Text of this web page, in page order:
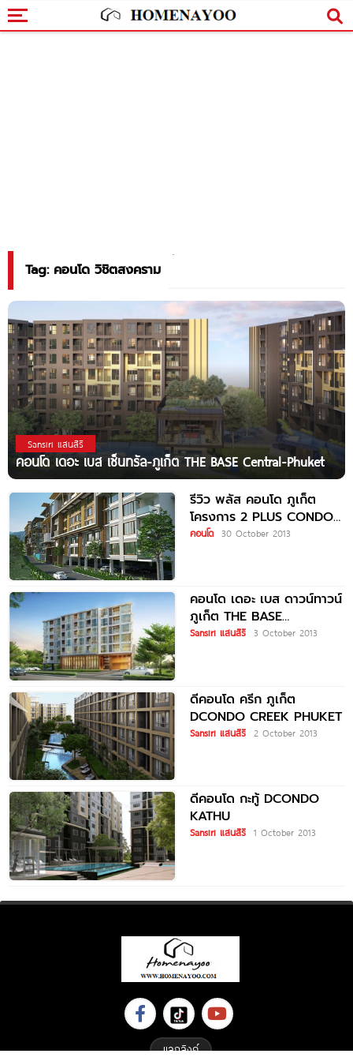
Tag: คอนโด วิชิตสงคราม
Sansiri แสนสิริ
คอนโด เดอะ เบส เซ็นทรัล-ภูเก็ต THE BASE Central-Phuket
รีวิว พลัส คอนโด ภูเก็ต
โครงการ 2 PLUS CONDO
PHUKET 2
คอนโด 30 October 2013
คอนโด เดอะ เบส ดาวน์ทาวน์
ภูเก็ต THE BASE
DOWNTOWN PHUKET
Sansiri แสนสิริ 3 October 2013
ดีคอนโด ครีก ภูเก็ต
DCONDO CREEK PHUKET
Sansiri แสนสิริ 2 October 2013
ดีคอนโด กะทู้ DCONDO
KATHU
Sansiri แสนสิริ 1 October 2013
แลกลิงค์